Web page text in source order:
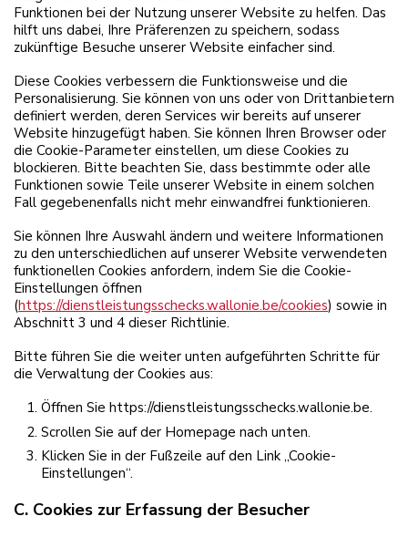
Funktionen bei der Nutzung unserer Website zu helfen. Das
hilft uns dabei, Ihre Präferenzen zu speichern, sodass
zukünftige Besuche unserer Website einfacher sind.
Diese Cookies verbessern die Funktionsweise und die
Personalisierung. Sie können von uns oder von Drittanbietern
definiert werden, deren Services wir bereits auf unserer
Website hinzugefügt haben. Sie können Ihren Browser oder
die Cookie-Parameter einstellen, um diese Cookies zu
blockieren. Bitte beachten Sie, dass bestimmte oder alle
Funktionen sowie Teile unserer Website in einem solchen
Fall gegebenenfalls nicht mehr einwandfrei funktionieren.
Sie können Ihre Auswahl ändern und weitere Informationen
zu den unterschiedlichen auf unserer Website verwendeten
funktionellen Cookies anfordern, indem Sie die Cookie-
Einstellungen öffnen
(https://dienstleistungsschecks.wallonie.be/cookies) sowie in
Abschnitt 3 und 4 dieser Richtlinie.
Bitte führen Sie die weiter unten aufgeführten Schritte für
die Verwaltung der Cookies aus:
Öffnen Sie https://dienstleistungsschecks.wallonie.be.
Scrollen Sie auf der Homepage nach unten.
Klicken Sie in der Fußzeile auf den Link „Cookie-
Einstellungen“.
C. Cookies zur Erfassung der Besucher